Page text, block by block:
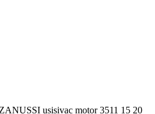
usisivac motor 3511 15 20